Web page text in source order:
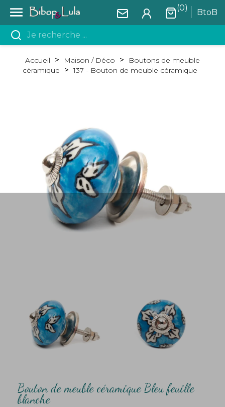
 BtoB
(0)
Accueil Maison / Déco
Boutons de meuble
céramique
137 - Bouton de meuble céramique
Bouton de meuble céramique Bleu feuille
blanche